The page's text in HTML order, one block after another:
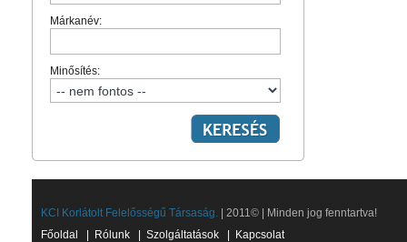
Márkanév:
Minősítés:
KCI Korlátolt Felelősségű Társaság. | 2011© | Minden jog fenntartva!
Főoldal
Rólunk Szolgáltatások Kapcsolat